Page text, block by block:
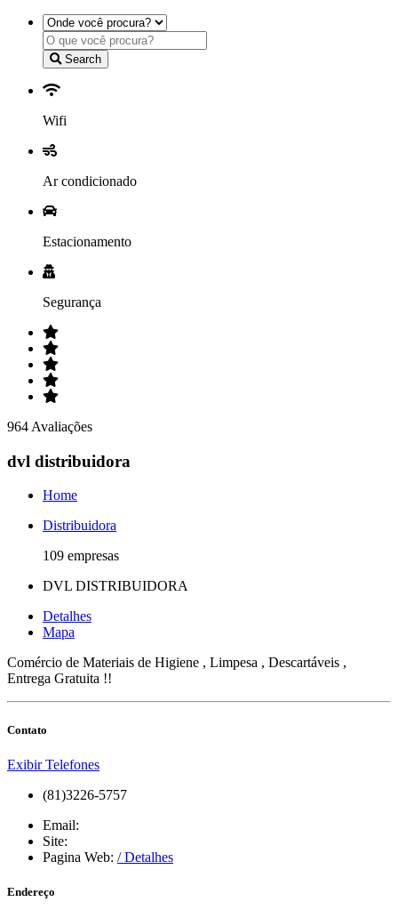
Search
Wifi
Ar condicionado
Estacionamento
Segurança
964 Avaliações
dvl distribuidora
Home
Distribuidora
109 empresas
DVL DISTRIBUIDORA
Detalhes
Mapa
Comércio de Materiais de Higiene , Limpesa , Descartáveis ,
Entrega Gratuita !!
Contato
Exibir Telefones
(81)3226-5757
Email:
Site:
Pagina Web: / Detalhes
Endereço